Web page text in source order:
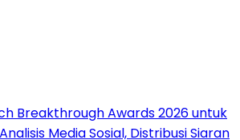
Breakthrough Awards 2026 untuk
Media Sosial, Distribusi Siaran